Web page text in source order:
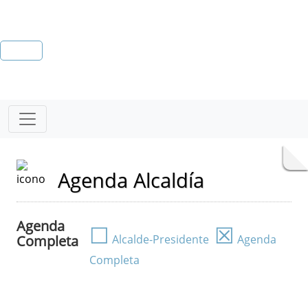
Agenda Alcaldía
Agenda
Completa
☐ Alcalde-Presidente ☒ Agenda
Completa